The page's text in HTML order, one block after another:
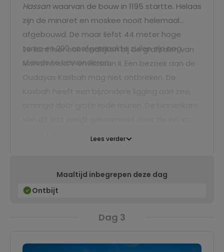
Hassanwaarvan de bouw in 1195 startte. Helaas
zijn de minaret en moskee nooit helemaal
afgebouwd. De maar liefst 44 meter hoge
toren en 200 onafgemaakte zuilen zijn nog
steeds te bewonderen.
Je kunt hier ook rondkijken bij de grafzalen van
Mohammed V en Hassan II. Een bezoek aan de
Oudayas Kasbah mag niet ontbreken. De
Lees verder
Maaltijd inbegrepen deze dag
Ontbijt
Dag 3